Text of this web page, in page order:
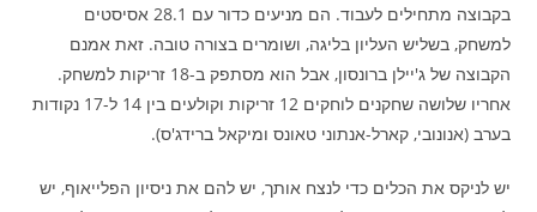
בקבוצה מתחילים לעבוד. הם מניעים כדור עם 28.1 אסיסטים
למשחק, בשליש העליון בליגה, ושומרים בצורה טובה. זאת אמנם
הקבוצה של ג'יילן ברונסון, אבל הוא מסתפק ב-18 זריקות למשחק.
אחריו שלושה שחקנים לוחקים 12 זריקות וקולעים בין 14 ל-17 נקודות
בערב (אנונובי, קארל-אנתוני טאונס ומיקאל ברידג'ס).
יש לניקס את הכלים כדי לנצח אותך, יש להם את ניסיון הפלייאוף, יש